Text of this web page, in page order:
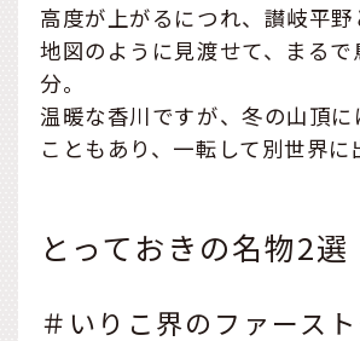
高度が上がるにつれ、讃岐平
地図のように見渡せて、まる
分。
温暖な香川ですが、冬の山頂に
こともあり、一転して別世界に
とっておきの名物2選
＃いりこ界のファース